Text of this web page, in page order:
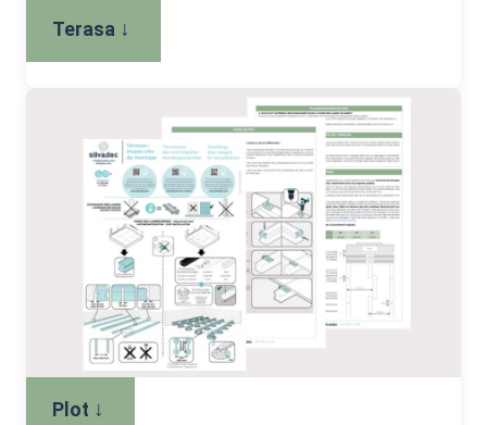
Terasa ↓
Plot ↓